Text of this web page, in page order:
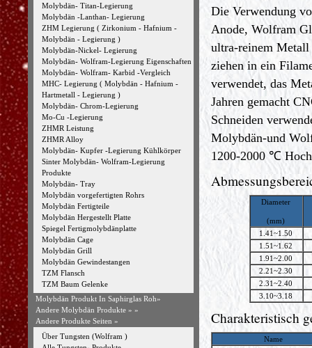
Molybdän- Titan-Legierung
Molybdän -Lanthan- Legierung
ZHM Legierung ( Zirkonium - Hafnium -
Molybdän - Legierung )
Molybdän-Nickel- Legierung
Molybdän- Wolfram-Legierung Eigenschaften
Molybdän- Wolfram- Karbid -Vergleich
MHC- Legierung ( Molybdän - Hafnium -
Hartmetall - Legierung )
Molybdän- Chrom-Legierung
Mo-Cu -Legierung
ZHMR Leistung
ZHMR Alloy
Molybdän- Kupfer -Legierung Kühlkörper
Sinter Molybdän- Wolfram-Legierung
Produkte
Molybdän- Tray
Molybdän vorgefertigten Rohrs
Molybdän Fertigteile
Molybdän Hergestellt Platte
Spiegel Fertigmolybdänplatte
Molybdän Cage
Molybdän Grill
Molybdän Gewindestangen
TZM Flansch
TZM Baum Gelenke
Molybdän Produkt In Saphirglas Roh»
Andere Molybdän Produkte » »
Andere Produkte Seiten »
Über Tungsten (Wolfram )
Die Verwendung
Anode, Wolfram
ultra-reinem
ziehen in ein
verwendet, das
Jahren gemacht
Schneiden
Molybdän-und
1200-2000 ℃
Diameter
(mm)
1.41~1.50
1.51~1.62
1.91~2.00
2.21~2.30
2.31~2.40
3.10~3.18
Charakteristisch
Name